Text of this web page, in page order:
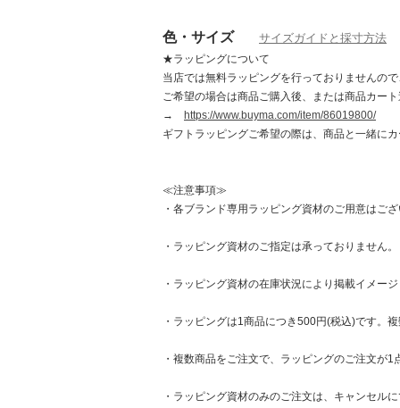
色・サイズ サイズガイドと採寸方法
★ラッピングについて
当店では無料ラッピングを行っておりませんの
ご希望の場合は商品ご購入後、または商品カー
→
https://www.buyma.com/item/86019800/
ギフトラッピングご希望の際は、商品と一緒に
≪注意事項≫
・各ブランド専用ラッピング資材のご用意はご
・ラッピング資材のご指定は承っておりません。
・ラッピング資材の在庫状況により掲載イメー
・ラッピングは1商品につき500円(税込)です。
・複数商品をご注文で、ラッピングのご注文が
・ラッピング資材のみのご注文は、キャンセル